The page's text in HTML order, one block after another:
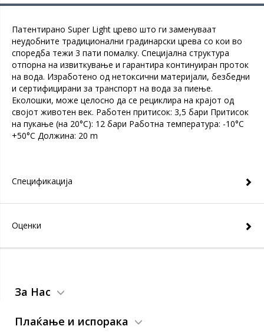
Патентиранo Super Light цревo што ги заменуваат
неудобните традиционални градинарски црева со кои во
споредба тежи 3 пати помалку. Специјална структура
отпорна на извиткување и гарантира континуиран проток
на вода. Изработено од нетоксични материјали, безбедни
и сертифицирани за транспорт на вода за пиење.
Еколошки, може целосно да се рециклира на крајот од
својот животен век. Работен притисок: 3,5 бари Притисок
на пукање (на 20°C): 12 бари Работна температура: -10°C
+50°C Должина: 20 m
Спецификација
Оценки
За Нас
Плаќање и испорака